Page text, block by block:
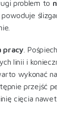
problem to
powoduje
pracy.
linii i
wykonać
przejść
cięcia nawet